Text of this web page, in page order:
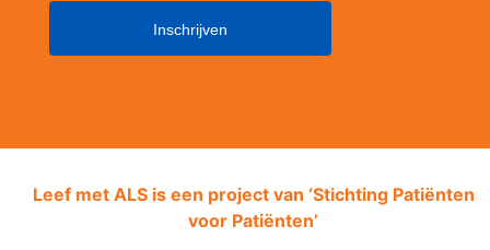
Leef met ALS is een project van ‘Stichting Patiënten
voor Patiënten’